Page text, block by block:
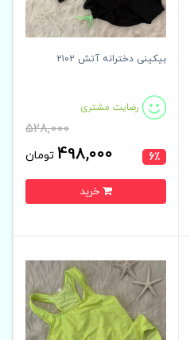
6٪
بیکینی دخترانه آتش ۲۱۰۲
رضایت مشتری
528,000
498,000 تومان